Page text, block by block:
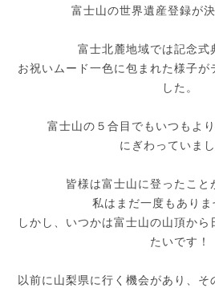
富士山の世界遺産登録が
富士北麓地域では記念式
お祝いムード一色に包まれた様子が
した。
富士山の５合目でもいつもよ
にぎわっていまし
皆様は富士山に登ったこと
私はまだ一度もありま
しかし、いつかは富士山の山頂か
たいです！
以前に山梨県に行く機会があり、